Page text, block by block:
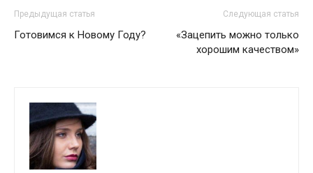
Предыдущая статья
Готовимся к Новому Году?
Следующая статья
«Зацепить можно только
хорошим качеством»